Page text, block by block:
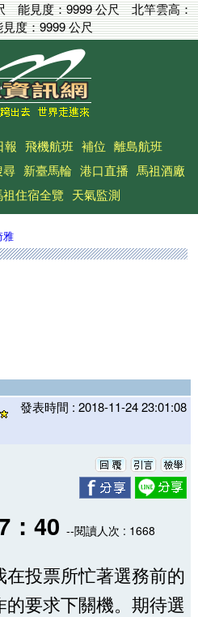
能見度：9999 公尺北竿雲高：
度：9999 公尺
報 飛機航班 補位 離島航班
尋 新臺馬輪 港口直播 馬祖酒廠
祖住宿全覽 天氣監測
雅
發表時間 : 2018-11-24 23:01:08
：40 --閱讀人次 : 1668
投票所忙著選務前的
要求下關機。期待選